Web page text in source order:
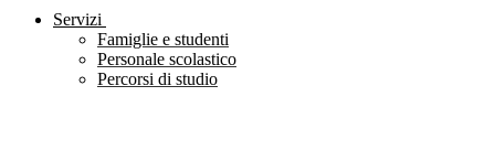
Servizi
Famiglie e studenti
Personale scolastico
Percorsi di studio